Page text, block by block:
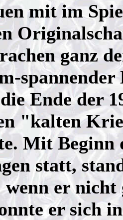
mit im
ganz
Ende der
"kalten
Mit Beginn
statt,
wenn er
er sich